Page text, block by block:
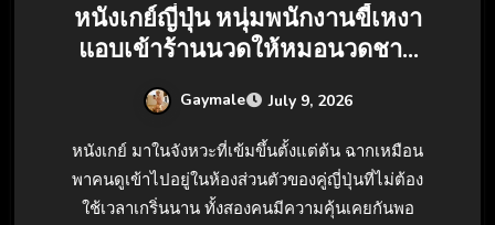
หนังเกย์ญี่ปุ่น หนุ่มพนักงานขี้เหงา
แอบเข้าร้านนวดให้หมอนวดชาย
Gaymale July 9, 2026
หนังเกย์ มาในจังหวะที่เข้มขึ้นตั้งแต่ต้น ฉากเหมือน
พาคนดูเข้าไปอยู่ในห้องส่วนตัวของคู่ญี่ปุ่นที่ไม่ต้อง
ใช้เวลาเกริ่นนาน ทั้งสองคนมีความคุ้นเคยกันพอ